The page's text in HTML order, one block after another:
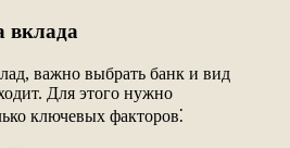
вклада
важно выбрать банк и вид
Для этого нужно
ключевых факторов⁚